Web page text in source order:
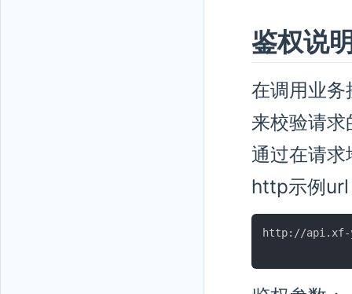
鉴权说
在调用业务
来校验请
通过在请求
http示例
http://api.xf-